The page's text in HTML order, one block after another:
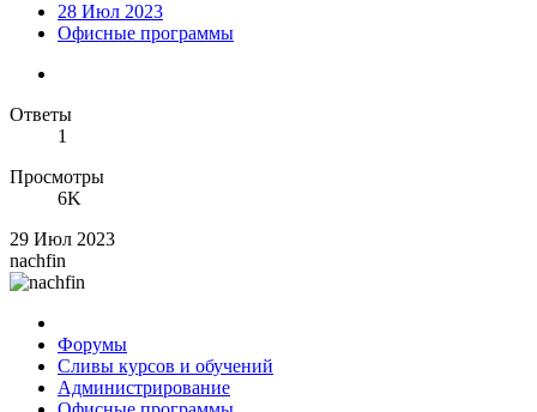
28 Июл 2023
Офисные программы
Ответы
1
Просмотры
6K
29 Июл 2023
nachfin
Форумы
Сливы курсов и обучений
Администрирование